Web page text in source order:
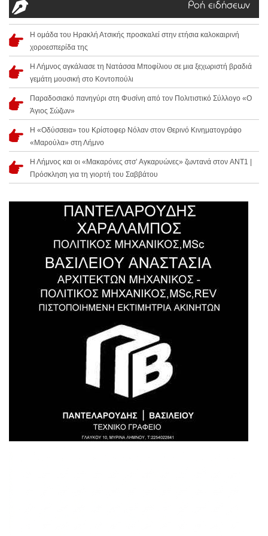
Ροή ειδήσεων
Η ομάδα του Ηρακλή Ατσικής προσκαλεί στην ετήσια καλοκαιρινή
χοροεσπερίδα της
Η Λήμνος αγκάλιασε τη Νατάσσα Μποφίλιου σε μια ξεχωριστή βραδιά
γεμάτη μουσική στο Κοντοπούλι
Παραδοσιακό πανηγύρι στη Φυσίνη από τον Πολιτιστικό Σύλλογο «Ο
Άγιος Σώζων»
Η «Οδύσσεια» του Κρίστοφερ Νόλαν στον Θερινό Κινηματογράφο
«Μαρούλα» στη Λήμνο
Η Λήμνος και οι «Μακαρόνες στσ’ Αγκαρυώνες» ζωντανά στον ANT1 |
Πρόσκληση για τη γιορτή του Σαββάτου